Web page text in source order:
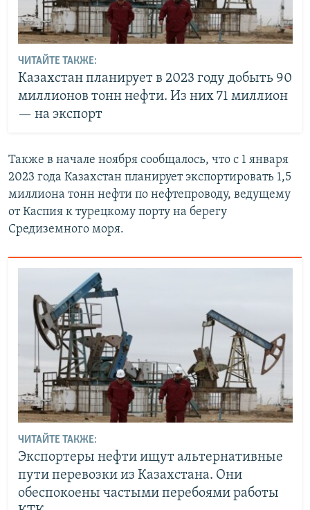
ЧИТАЙТЕ ТАКЖЕ:
Казахстан планирует в 2023 году добыть 90
миллионов тонн нефти. Из них 71 миллион
— на экспорт
Также в начале ноября сообщалось, что с 1 января
2023 года Казахстан планирует экспортировать 1,5
миллиона тонн нефти по нефтепроводу, ведущему
от Каспия к турецкому порту на берегу
Средиземного моря.
ЧИТАЙТЕ ТАКЖЕ:
Экспортеры нефти ищут альтернативные
пути перевозки из Казахстана. Они
обеспокоены частыми перебоями работы